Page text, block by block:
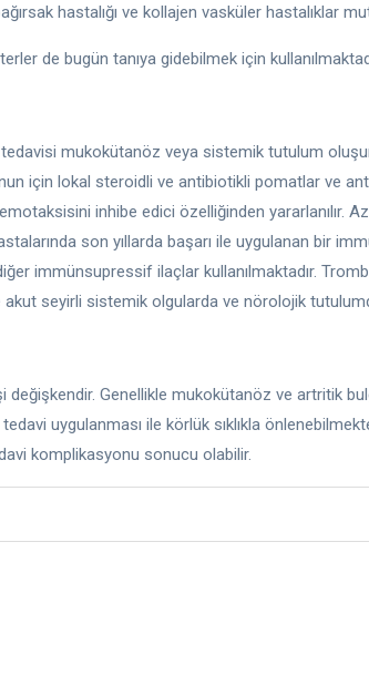
hastalığı ve kollajen vasküler hastalıklar
de bugün tanıya gidebilmek için
tedavisi mukokütanöz veya sistemik tutulum
için lokal steroidli ve antibiotikli pomatlar ve
inhibe edici özelliğinden
son yıllarda başarı ile uygulanan bir
immünsupressif ilaçlar kullanılmaktadır.
seyirli sistemik olgularda ve nörolojik
değişkendir. Genellikle mukokütanöz ve artritik
uygulanması ile körlük sıklıkla
komplikasyonu sonucu olabilir.